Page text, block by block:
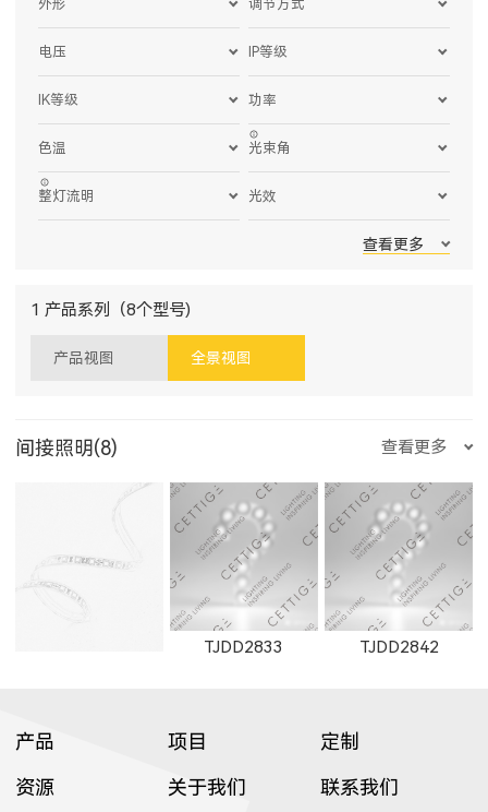
外形 调节方式
电压 IP等级
IK等级 功率
色温 光束角
整灯流明 光效
查看更多
1 产品系列（8个型号)
产品视图 全景视图
间接照明(8) 查看更多
TJDD2833 TJDD2842
产品 项目
定制
资源
关于我们 联系我们